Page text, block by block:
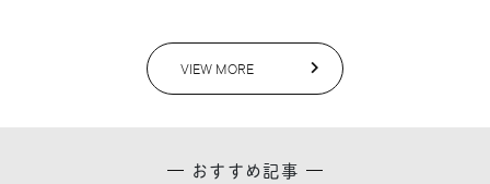
VIEW MORE
おすすめ記事